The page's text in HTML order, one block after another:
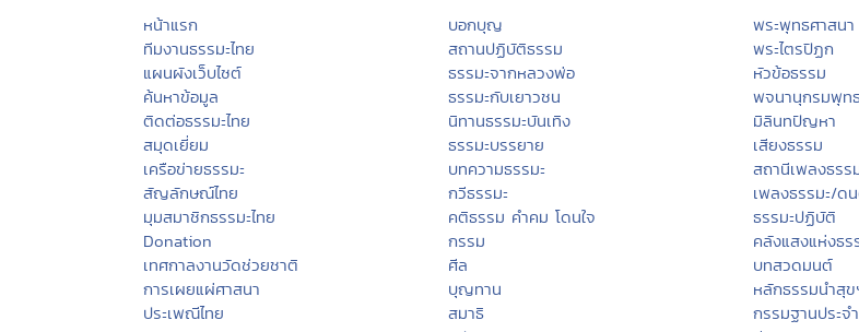
หน้าแรก
ทีมงานธรรมะไทย
แผนผังเว็บไซต์
ค้นหาข้อมูล
ติดต่อธรรมะไทย
สมุดเยี่ยม
เครือข่ายธรรมะ
สัญลักษณ์ไทย
มุมสมาชิกธรรมะไทย
Donation
เทศกาลงานวัดช่วยชาติ
การเผยแผ่ศาสนา
ประเพณีไทย
บอกบุญ
สถานปฏิบัติธรรม
ธรรมะจากหลวงพ่อ
ธรรมะกับเยาวชน
นิทานธรรมะบันเทิง
ธรรมะบรรยาย
บทความธรรมะ
กวีธรรมะ
คติธรรม คำคม โดนใจ
กรรม
ศีล
บุญทาน
สมาธิ
พระพุทธศาสนา
พระไตรปิฏก
หัวข้อธรรม
พจนานุกรมพุท
มิลินทปัญหา
เสียงธรรม
สถานีเพลงธรร
เพลงธรรมะ/ด
ธรรมะปฏิบัติ
คลังแสงแห่งธร
บทสวดมนต์
หลักธรรมนำสุข
กรรมฐานประจ